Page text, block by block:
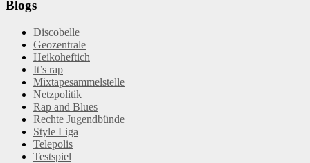
Blogs
Discobelle
Geozentrale
Heikoheftich
It’s rap
Mixtapesammelstelle
Netzpolitik
Rap and Blues
Rechte Jugendbünde
Style Liga
Telepolis
Testspiel